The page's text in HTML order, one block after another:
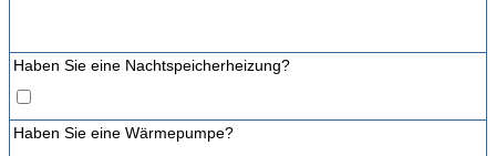
Haben Sie eine Nachtspeicherheizung?
Haben Sie eine Wärmepumpe?